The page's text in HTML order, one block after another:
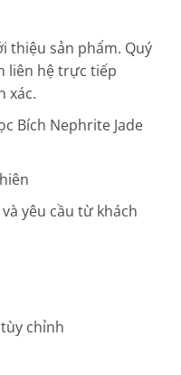
thiệu sản phẩm. Quý
liên hệ trực tiếp
xác.
Bích Nephrite Jade
yêu cầu từ khách
chỉnh